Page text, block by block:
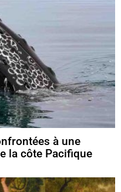
à une
la côte Pacifique